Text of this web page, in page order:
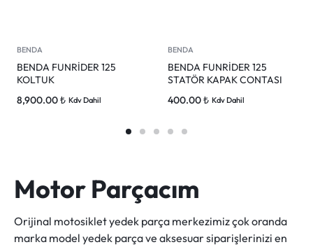
BENDA
BENDA FUNRİDER 125
KOLTUK
8,900.00₺ Kdv Dahil
BENDA
BENDA FUNRİDER 125
STATÖR KAPAK CONTASI
400.00₺ Kdv Dahil
Motor Parçacım
Orijinal motosiklet yedek parça merkezimiz çok oranda
marka model yedek parça ve aksesuar siparişlerinizi en